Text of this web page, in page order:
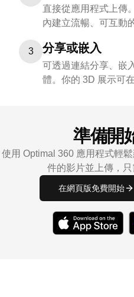
直接從應用程式上傳
內建立流暢、可互動
3 分享或嵌入
可透過連結分享、嵌
體。你的 3D 展示可
準備開
使用 Optimal 360 應用程式輕
件的影片並上傳，只
在網頁版免費開始